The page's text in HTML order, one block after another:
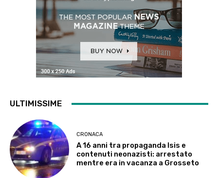
ULTIMISSIME
CRONACA
A 16 anni tra propaganda Isis e
contenuti neonazisti: arrestato
mentre era in vacanza a Grosseto